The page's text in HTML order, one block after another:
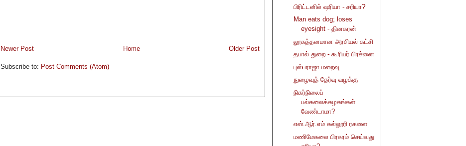
Newer Post Older Post
Home
Subscribe to: Post Comments (Atom)
பிரிட்டனில் ஷரியா - சரியா?
Man eats dog; loses
eyesight - தினகரன்
லூசுத்தனமான அரசியல் கட்சி
தபால் துறை - கூரியர் பிரச்னை
புஸ்பராஜா மறைவு
நுழைவுத் தேர்வு வழக்கு
நிகர்நிலைப்
பல்கலைக்கழகங்கள்
வேண்டாமா?
எஸ்.ஆர்.எம் கல்லூரி ரகளை
மணிமேகலை பிரசுரம் செய்வது